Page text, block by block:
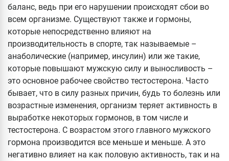
баланс, ведь при его нарушении происходят сбои во
всем организме. Существуют также и гормоны,
которые непосредственно влияют на
производительность в спорте, так называемые –
анаболические (например, инсулин) или же такие,
которые повышают мужскую силу и выносливость –
это основное рабочее свойство тестостерона. Часто
бывает, что в силу разных причин, будь то болезнь или
возрастные изменения, организм теряет активность в
выработке некоторых гормонов, в том числе и
тестостерона. С возрастом этого главного мужского
гормона производится все меньше и меньше. А это
негативно влияет на как половую активность, так и на